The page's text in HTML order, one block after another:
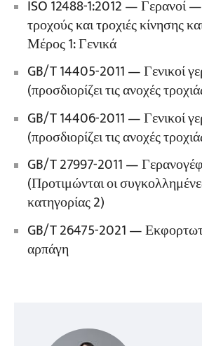
ISO 12488-1:2012 — Γερανοί
τροχούς και τροχιές κίνησης
Μέρος 1: Γενικά
GB/T 14405-2011 — Γενικοί
(προσδιορίζει τις ανοχές
GB/T 14406-2011 — Γενικοί
(προσδιορίζει τις ανοχές
GB/T 27997-2011 —
(Προτιμώνται οι
κατηγορίας 2)
GB/T 26475-2021 —
αρπάγη